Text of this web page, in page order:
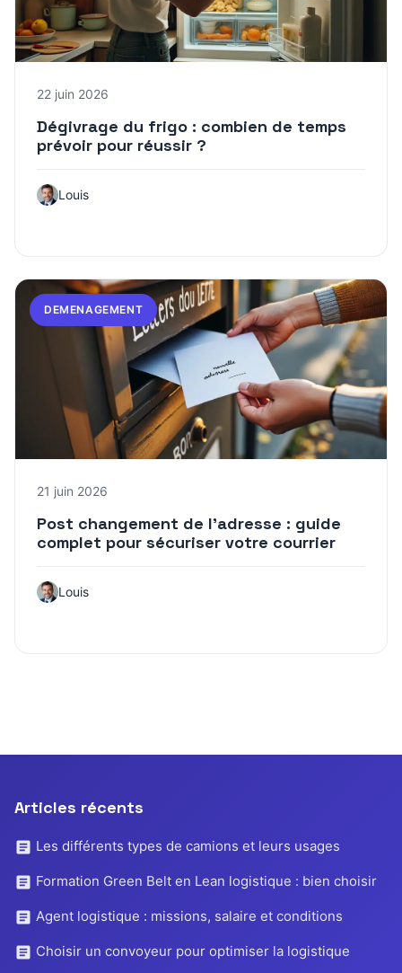
22 juin 2026
Dégivrage du frigo : combien de temps
prévoir pour réussir ?
Louis
DEMENAGEMENT
21 juin 2026
Post changement de l’adresse : guide
complet pour sécuriser votre courrier
Louis
Articles récents
Les différents types de camions et leurs usages
Formation Green Belt en Lean logistique : bien choisir
Agent logistique : missions, salaire et conditions
Choisir un convoyeur pour optimiser la logistique